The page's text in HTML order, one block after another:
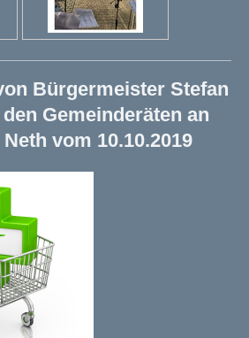
Bürgermeister Stefan
Gemeinderäten an
vom 10.10.2019